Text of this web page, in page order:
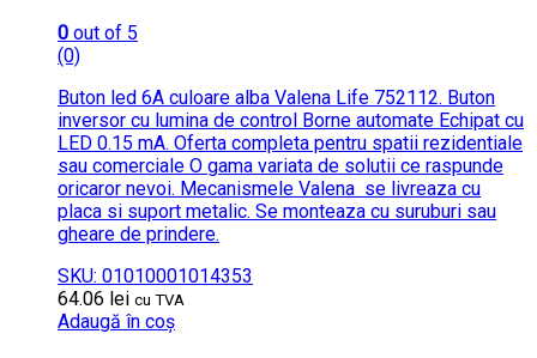
0 out of 5
(0)
Buton led 6A culoare alba Valena Life 752112. Buton
inversor cu lumina de control Borne automate Echipat cu
LED 0.15 mA. Oferta completa pentru spatii rezidentiale
sau comerciale O gama variata de solutii ce raspunde
oricaror nevoi. Mecanismele Valena se livreaza cu
placa si suport metalic. Se monteaza cu suruburi sau
gheare de prindere.
SKU: 01010001014353
64.06 lei cu TVA
Adaugă în coș